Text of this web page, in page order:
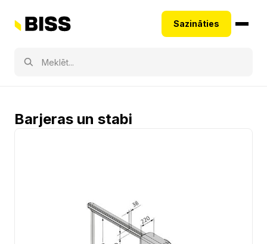
Sazināties
Barjeras un stabi